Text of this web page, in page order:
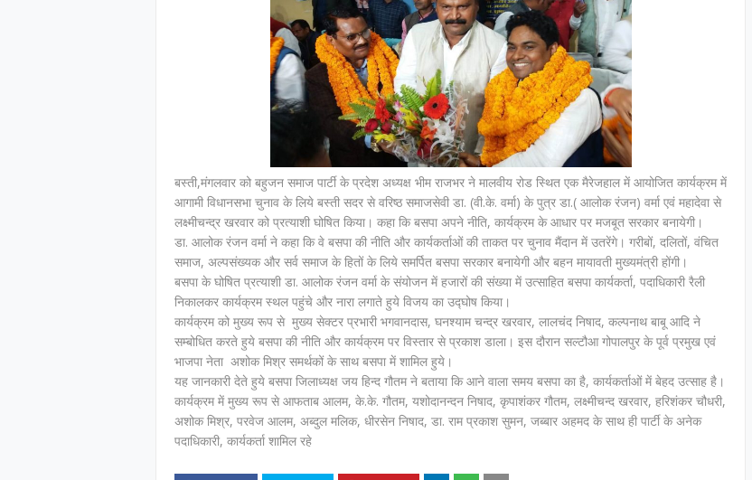
बस्ती,मंगलवार को बहुजन समाज पार्टी के प्रदेश अध्यक्ष भीम राजभर ने मालवीय रोड स्थित एक मैरेजहाल में आयोजित कार्यक्रम में
आगामी विधानसभा चुनाव के लिये बस्ती सदर से वरिष्ठ समाजसेवी डा. (वी.के. वर्मा) के पुत्र डा.( आलोक रंजन) वर्मा एवं महादेवा से
लक्ष्मीचन्द्र खरवार को प्रत्याशी घोषित किया। कहा कि बसपा अपने नीति, कार्यक्रम के आधार पर मजबूत सरकार बनायेगी।
डा. आलोक रंजन वर्मा ने कहा कि वे बसपा की नीति और कार्यकर्ताओं की ताकत पर चुनाव मैंदान में उतरेंगे। गरीबों, दलितों, वंचित
समाज, अल्पसंख्यक और सर्व समाज के हितों के लिये समर्पित बसपा सरकार बनायेगी और बहन मायावती मुख्यमंत्री होंगी।
बसपा के घोषित प्रत्याशी डा. आलोक रंजन वर्मा के संयोजन में हजारों की संख्या में उत्साहित बसपा कार्यकर्ता, पदाधिकारी रैली
निकालकर कार्यक्रम स्थल पहुंचे और नारा लगाते हुये विजय का उद्घोष किया।
कार्यक्रम को मुख्य रूप से मुख्य सेक्टर प्रभारी भगवानदास, घनश्याम चन्द्र खरवार, लालचंद निषाद, कल्पनाथ बाबू आदि ने
सम्बोधित करते हुये बसपा की नीति और कार्यक्रम पर विस्तार से प्रकाश डाला। इस दौरान सल्टौआ गोपालपुर के पूर्व प्रमुख एवं
भाजपा नेता अशोक मिश्र समर्थकों के साथ बसपा में शामिल हुये।
यह जानकारी देते हुये बसपा जिलाध्यक्ष जय हिन्द गौतम ने बताया कि आने वाला समय बसपा का है, कार्यकर्ताओं में बेहद उत्साह है।
कार्यक्रम में मुख्य रूप से आफताब आलम, के.के. गौतम, यशोदानन्दन निषाद, कृपाशंकर गौतम, लक्ष्मीचन्द खरवार, हरिशंकर चौधरी,
अशोक मिश्र, परवेज आलम, अब्दुल मलिक, धीरसेन निषाद, डा. राम प्रकाश सुमन, जब्बार अहमद के साथ ही पार्टी के अनेक
पदाधिकारी, कार्यकर्ता शामिल रहे